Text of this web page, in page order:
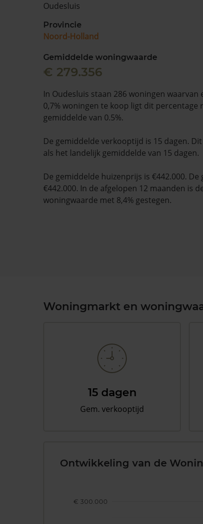
Oudesluis
Provincie
Noord-Holland
Gemiddelde woningwaarde
€ 279.356
In Oudesluis staan 286 woningen waarvan
0,7% woningen te koop ligt dit
gemiddelde van 0.5%.
De gemiddelde verkooptijd is 15 dagen.
als het landelijk gemiddelde van 15 dagen.
De gemiddelde huizenprijs is €442.000.
€442.000. In de afgelopen 12 maanden is
woningwaarde met 8,4% gestegen.
Woningmarkt en
15 dagen
Gem. verkooptijd
Ontwikkeling van de
€ 300.000